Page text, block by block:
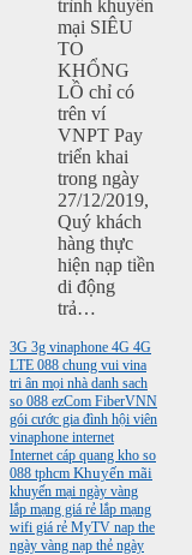
trình khuyến
mại SIÊU
TO
KHỔNG
LỒ chỉ có
trên ví
VNPT Pay
triển khai
trong ngày
27/12/2019,
Quý khách
hàng thực
hiện nạp tiền
di động
trả…
3G 3g vinaphone 4G 4G
LTE 088 chung vui vina
tri ân mọi nhà danh sach
so 088 ezCom FiberVNN
gói cước gia đình hội viên
vinaphone internet
Internet cáp quang kho so
088 tphcm Khuyến mãi
khuyến mại ngày vàng
lắp mạng giá rẻ lắp mạng
wifi giá rẻ MyTV nap the
ngày vàng nạp thẻ ngày